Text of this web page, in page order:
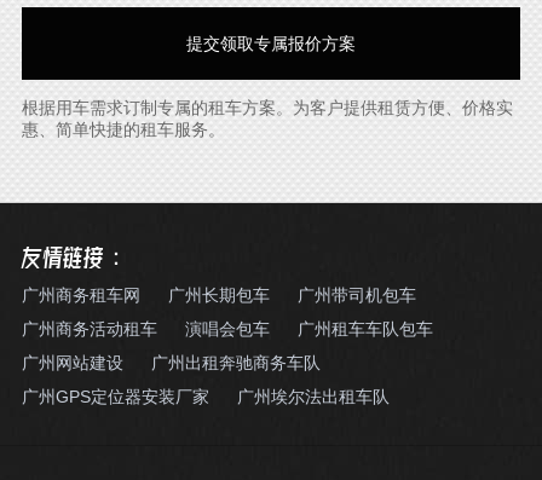
根据用车需求订制专属的租车方案。为客户提供租赁方便、价格实
惠、简单快捷的租车服务。
友情链接：
广州商务租车网 广州长期包车
广州带司机包车
广州商务活动租车
演唱会包车
广州租车车队包车
广州网站建设
广州出租奔驰商务车队
广州GPS定位器安装厂家
广州埃尔法出租车队